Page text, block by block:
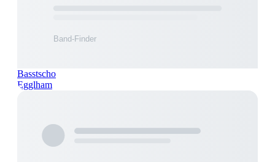
Basstscho
Egglham